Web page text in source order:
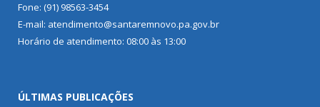
Fone: (91) 98563-3454
E-mail: atendimento@santaremnovo.pa.gov.br
Horário de atendimento: 08:00 às 13:00
ÚLTIMAS PUBLICAÇÕES